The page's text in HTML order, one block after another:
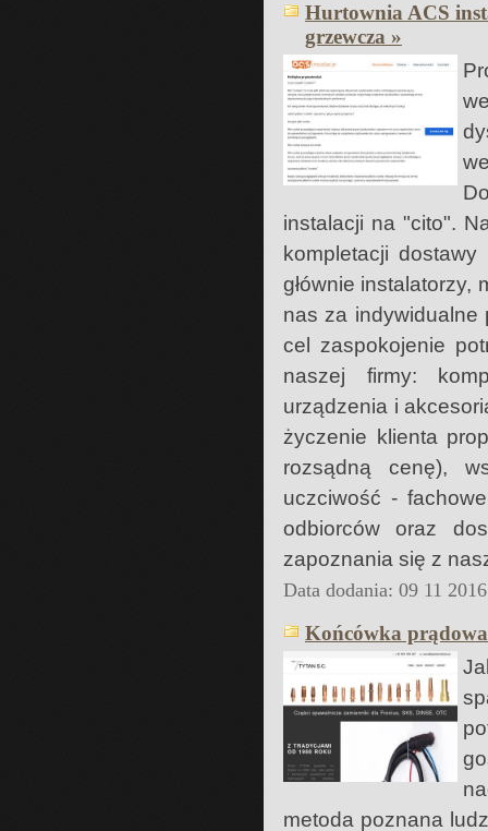
Hurtownia ACS
grzewcza »
instalacji na "cito".
kompletacji
głównie instalatorzy,
nas za indywidualne
cel zaspokojenie
naszej firmy:
urządzenia i
życzenie klienta
rozsądną cenę),
uczciwość -
odbiorców oraz
zapoznania się z
Data dodania: 09 11
Końcówka
metoda poznana